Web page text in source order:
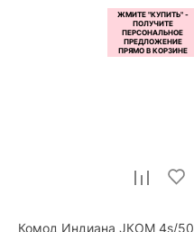
Комод Индиана JКОМ 4s/50